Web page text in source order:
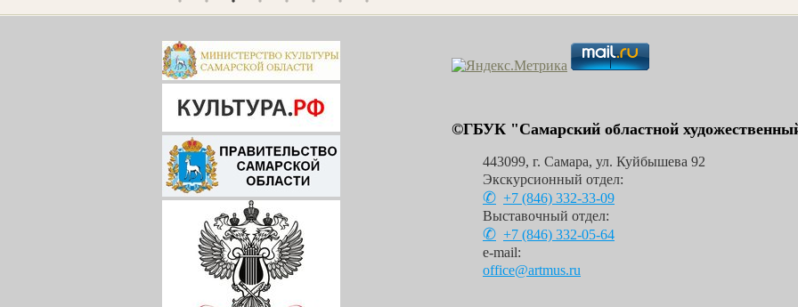
©ГБУК "Самарский областной
443099, г. Самара, ул. Куйбышева 92
Экскурсионный отдел:
+7 (846) 332-33-09
Выставочный отдел:
+7 (846) 332-05-64
e-mail:
office@artmus.ru